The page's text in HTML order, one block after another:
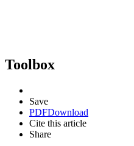
Toolbox
Save
PDFDownload
Cite this article
Share